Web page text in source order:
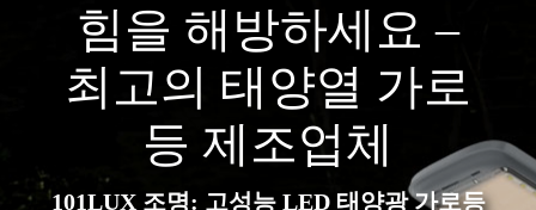
힘을 해방하세요 –
최고의 태양열 가로
등 제조업체
101LUX 조명: 고성능 LED 태양광 가로등